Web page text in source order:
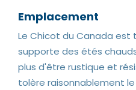
Emplacement
Le Chicot du Canada est
supporte des étés
plus d'être rustique et
tolère raisonnablement